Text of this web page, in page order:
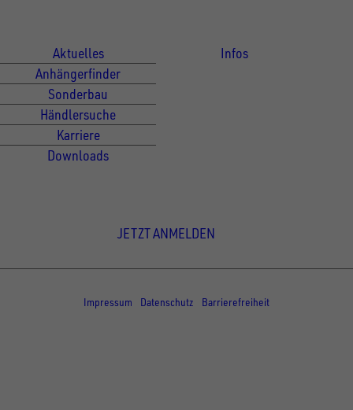
Aktuelles
Anhängerfinder
Sonderbau
Händlersuche
Karriere
Downloads
Infos
JETZT ANMELDEN
Impressum
Datenschutz Barrierefreiheit